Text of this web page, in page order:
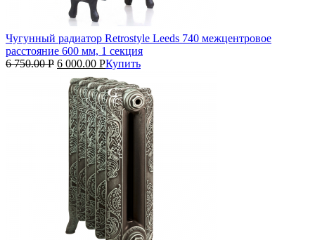
Чугунный радиатор Retrostyle Leeds 740 межцентровое
расстояние 600 мм, 1 секция
6 750.00Р 6 000.00 РКупить